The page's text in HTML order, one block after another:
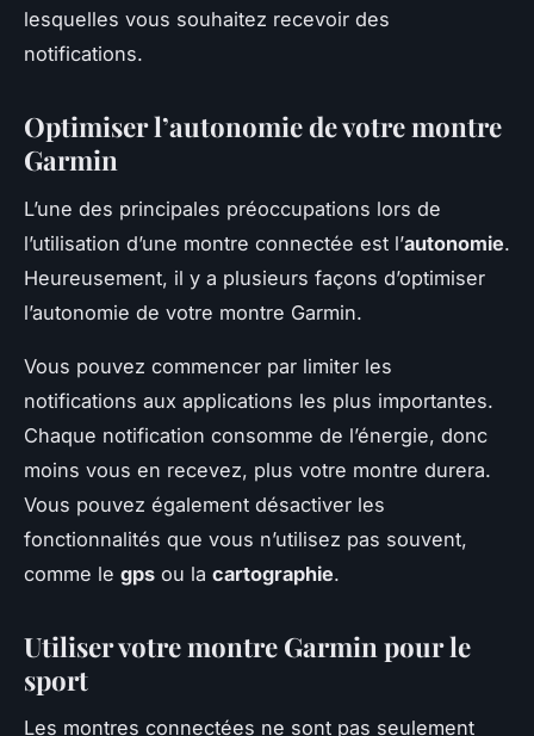
lesquelles vous souhaitez recevoir des
notifications.
Optimiser l’autonomie de votre montre
Garmin
L’une des principales préoccupations lors de
l’utilisation d’une montre connectée est l’autonomie.
Heureusement, il y a plusieurs façons d’optimiser
l’autonomie de votre montre Garmin.
Vous pouvez commencer par limiter les
notifications aux applications les plus importantes.
Chaque notification consomme de l’énergie, donc
moins vous en recevez, plus votre montre durera.
Vous pouvez également désactiver les
fonctionnalités que vous n’utilisez pas souvent,
comme le gps ou la cartographie.
Utiliser votre montre Garmin pour le
sport
Les montres connectées ne sont pas seulement